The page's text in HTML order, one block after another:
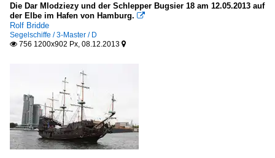
Die Dar Mlodziezy und der Schlepper Bugsier 18 am 12.05.2013 auf
der Elbe im Hafen von Hamburg. 
Rolf Bridde
Segelschiffe / 3-Master / D
 756 1200x902 Px, 08.12.2013 